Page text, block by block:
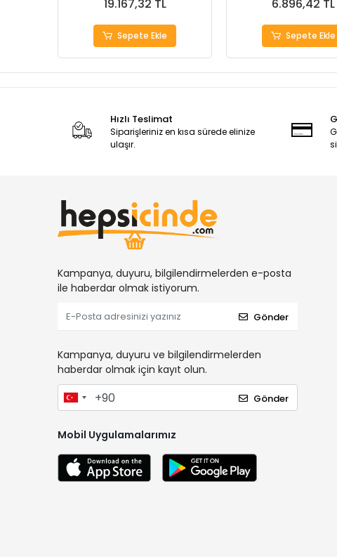
19.167,32 TL
Sepete Ekle
6.896,42 TL
Sepete Ekle
Hızlı Teslimat
Siparişleriniz en kısa sürede elinize
ulaşır.
Kampanya, duyuru, bilgilendirmelerden e-posta
ile haberdar olmak istiyorum.
Gönder
Kampanya, duyuru ve bilgilendirmelerden
haberdar olmak için kayıt olun.
Gönder
Mobil Uygulamalarımız